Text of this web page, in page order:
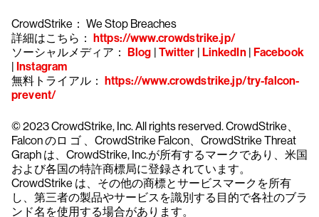
CrowdStrike： We Stop Breaches
詳細はこちら： https://www.crowdstrike.jp/
ソーシャルメディア： Blog | Twitter | LinkedIn| Facebook
| Instagram
無料トライアル： https://www.crowdstrike.jp/try-falcon-
prevent/
© 2023 CrowdStrike, Inc. All rights reserved. CrowdStrike、
Falcon のロ ゴ 、CrowdStrike Falcon、CrowdStrike Threat
Graph は、CrowdStrike, Inc.が所有するマークであり、米国
および各国の特許商標局に登録されています。
CrowdStrike は、その他の商標とサービスマークを所有
し、第三者の製品やサービスを識別する目的で各社のブラ
ンド名を使用する場合があります。